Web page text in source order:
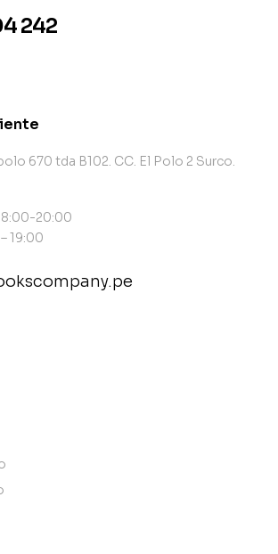
242
670 tda B102. CC. El Polo 2 Surco.
8:00-20:00
19:00